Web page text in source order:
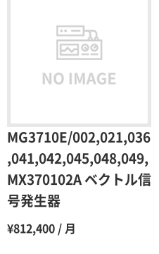
MG3710E/002,021,036
,041,042,045,048,049,
MX370102A ベクトル信
号発生器
¥812,400 / 月